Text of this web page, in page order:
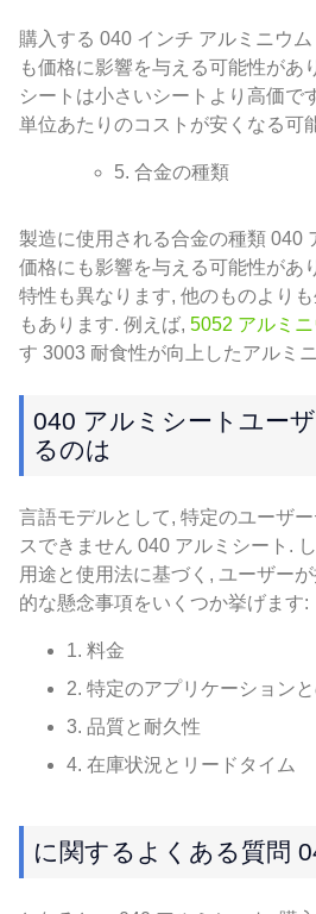
購入する 040 インチ アルミニウ
も価格に影響を与える可能性があ
シートは小さいシートより高価で
単位あたりのコストが安くなる可
5. 合金の種類
製造に使用される合金の種類 040
価格にも影響を与える可能性があ
特性も異なります, 他のものより
もあります. 例えば, 5052 アルミ
す 3003 耐食性が向上したアルミ
040 アルミシートユー
るのは
言語モデルとして, 特定のユーザ
スできません 040 アルミシート.
用途と使用法に基づく, ユーザー
的な懸念事項をいくつか挙げます:
1. 料金
2. 特定のアプリケーション
3. 品質と耐久性
4. 在庫状況とリードタイム
に関するよくある質問